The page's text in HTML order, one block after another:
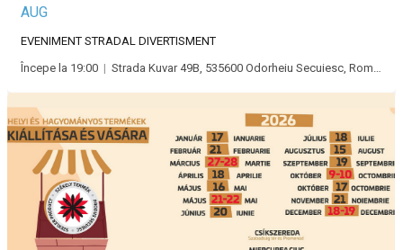
AUG
EVENIMENT STRADAL DIVERTISMENT
Începe la 19:00 | Strada Kuvar 49B, 535600 Odorheiu Secuiesc, Románia